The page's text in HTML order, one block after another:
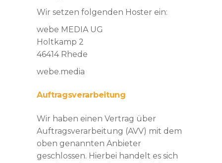
Wir setzen folgenden Hoster ein:
webe MEDIA UG
Holtkamp 2
46414 Rhede
webe.media
Auftragsverarbeitung
Wir haben einen Vertrag über
Auftragsverarbeitung (AVV) mit dem
oben genannten Anbieter
geschlossen. Hierbei handelt es sich